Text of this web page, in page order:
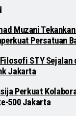
Muzani
Persatuan
STY Sejalan
Jakarta
Perkuat
500 Jakarta